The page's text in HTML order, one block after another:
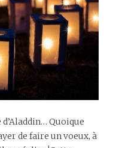
Quoique
de faire un voeux, à